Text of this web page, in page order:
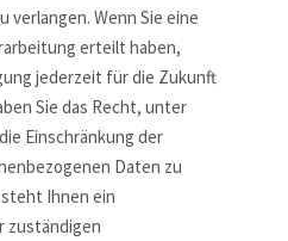
verlangen. Wenn Sie eine
erteilt haben,
jederzeit für die Zukunft
Sie das Recht, unter
Einschränkung der
Daten zu
Ihnen ein
zuständigen